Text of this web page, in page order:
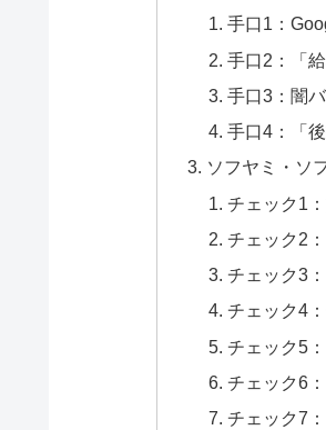
手口1：
手口2：「
手口3：闇
手口4：「
ソフヤミ・ソ
チェック1
チェック2
チェック3
チェック4
チェック5
チェック6
チェック7